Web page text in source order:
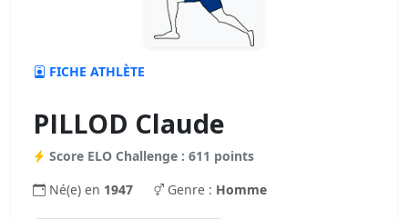
FICHE ATHLÈTE
PILLOD Claude
Score ELO Challenge : 611 points
Né(e) en 1947 Genre : Homme